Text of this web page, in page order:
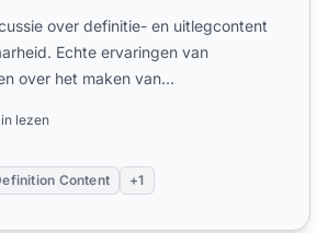
over definitie- en uitlegcontent
Echte ervaringen van
over het maken van
lezen
Content +1